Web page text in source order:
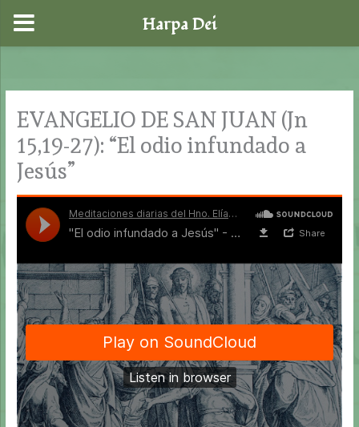
contenido
EVANGELIO DE SAN JUAN (Jn
15,19-27): “El odio infundado a
Jesús”
Harpa Dei